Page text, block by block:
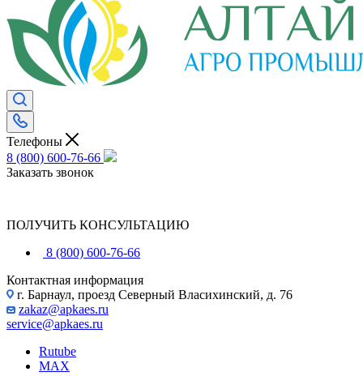
Телефоны
8 (800) 600-76-66
Заказать звонок
ПОЛУЧИТЬ КОНСУЛЬТАЦИЮ
8 (800) 600-76-66
Контактная информация
г. Барнаул, проезд Северный Власихинский, д. 76
zakaz@apkaes.ru
service@apkaes.ru
Rutube
MAX